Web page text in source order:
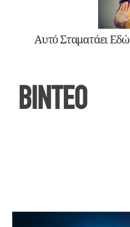
Αυτό Σταματάει Εδώ
ΒΙΝΤΕΟ